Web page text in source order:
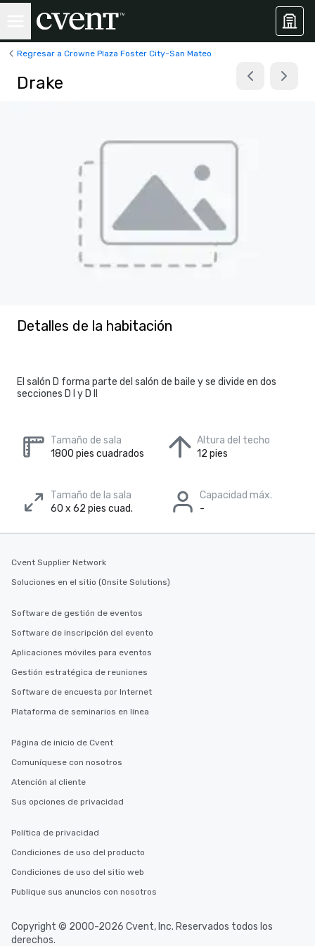
Regresar a Crowne Plaza Foster City-San Mateo
Drake
Detalles de la habitación
El salón D forma parte del salón de baile y se divide en dos
secciones D I y D II
Tamaño de sala
1800 pies cuadrados
Altura del techo
12 pies
Tamaño de la sala
60 x 62 pies cuad.
Capacidad máx.
-
Cvent Supplier Network
Soluciones en el sitio (Onsite Solutions)
Software de gestión de eventos
Software de inscripción del evento
Aplicaciones móviles para eventos
Gestión estratégica de reuniones
Software de encuesta por Internet
Plataforma de seminarios en línea
Página de inicio de Cvent
Comuníquese con nosotros
Atención al cliente
Sus opciones de privacidad
Política de privacidad
Condiciones de uso del producto
Condiciones de uso del sitio web
Publique sus anuncios con nosotros
Copyright © 2000-2026 Cvent, Inc. Reservados todos los
derechos.